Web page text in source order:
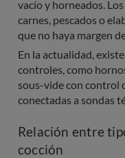
vacío y horneados.
carnes, pescados o
que no haya margen
En la actualidad,
controles, como
sous-vide con control
conectadas a sondas
Relación entre
cocción